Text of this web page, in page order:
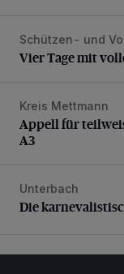
Vier Tage mit
Schützen- und
Vier Tage mit
Appell für
Kreis Mettmann
Appell für
A3
Die
Unterbach
Die